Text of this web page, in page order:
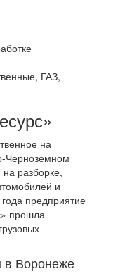
ГАЗ,
на
Черноземном
разборке,
и
предприятие
прошла
в Воронеже